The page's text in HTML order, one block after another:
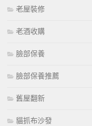
老屋裝修
老酒收購
臉部保養
臉部保養推薦
舊屋翻新
貓抓布沙發